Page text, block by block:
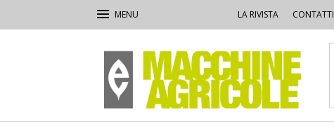
LA RIVISTA CONTATTI
Macchine
Agricole